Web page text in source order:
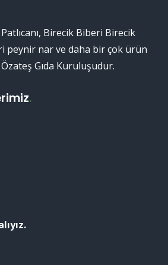
Birecik Biberi Birecik
peynir nar ve daha bir çok ürün
Gıda Kuruluşudur.
.